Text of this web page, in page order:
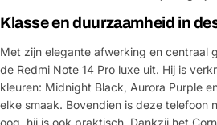
Klasse en duurzaamheid in
Met zijn elegante afwerking en centraal
de Redmi Note 14 Pro luxe uit. Hij is
kleuren: Midnight Black, Aurora Purple
elke smaak. Bovendien is deze telefoon
oog, hij is ook praktisch. Dankzij het